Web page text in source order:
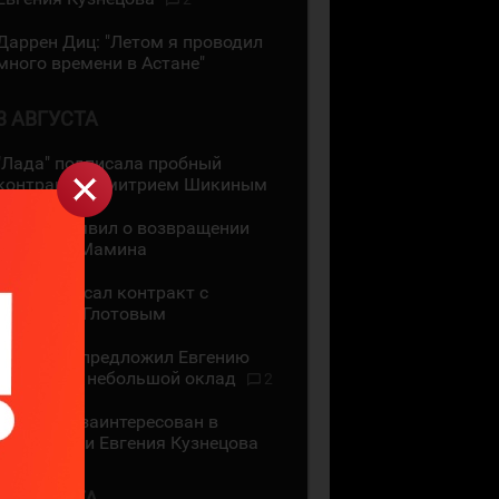
Диц: "Летом я проводил
времени в Астане"
АВГУСТА
подписала пробный
с Дмитрием Шикиным
ЦСКА объявил о возвращении
Максима Мамина
подписал контракт с
Василием Глотовым
"Трактор" предложил Евгению
Кузнецову небольшой оклад
"Трактор" заинтересован в
Евгения Кузнецова